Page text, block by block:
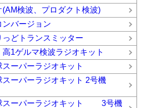
検波、プロダクト検波)
バージョン
どトランスミッター
1ゲルマ検波ラジオキット
ーパーラジオキット
ーパーラジオキット 2号機
スーパーラジオキット 3号機